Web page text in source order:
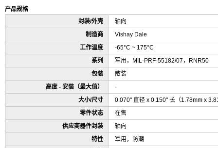
产品规格
封装/外壳
轴向
制造商
Vishay Dale
工作温度
-65°C ~ 175°C
系列
军用，MIL-PRF-55182/07，RNR50
包装
散装
高度 - 安装（最大值）
-
大小/尺寸
0.070" 直径 x 0.150" 长（1.78mm x
零件状态
在售
供应商器件封装
轴向
特性
军用，防潮